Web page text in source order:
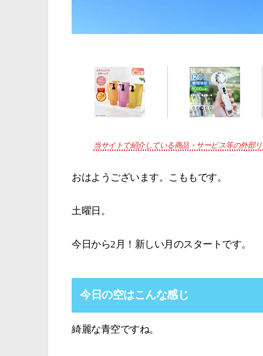
当サイトで紹介している商品・サービス等の外部
おはようございます。こももです。
土曜日。
今日から2月！新しい月のスタートです。
今日の空はこんな感じ
綺麗な青空ですね。